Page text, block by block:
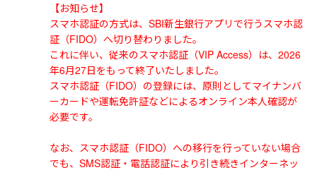
【お知らせ】
スマホ認証の方式は、SBI新生銀行アプリで行うスマホ認
証（FIDO）へ切り替わりました。
これに伴い、従来のスマホ認証（VIP Access）は、2026
年6月27日をもって終了いたしました。
スマホ認証（FIDO）の登録には、原則としてマイナンバ
ーカードや運転免許証などによるオンライン本人確認が
必要です。
なお、スマホ認証（FIDO）への移行を行っていない場合
でも、SMS認証・電話認証により引き続きインターネッ